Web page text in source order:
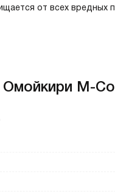
от всех вредных
Омойкири M-